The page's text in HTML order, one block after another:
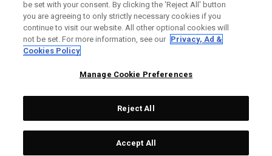
Topgolf Callaway Brands.
All rights reserved.
be set with your consent. By clicking the ‘Reject All' button
you are agreeing to only strictly necessary cookies if you
continue to visit our website. All other optional cookies will
not be set. For more information, see our Privacy, Ad &
Cookies Policy
Manage Cookie Preferences
Reject All
Accept All